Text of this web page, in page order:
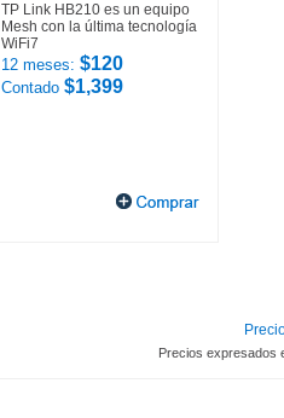
TP Link HB210 es un equipo
Mesh con la última tecnología
WiFi7
12 meses: $120
Contado $1,399
Precios expresados